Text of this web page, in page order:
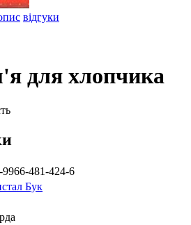
відгуки
для хлопчика
9966-481-424-6
Бук